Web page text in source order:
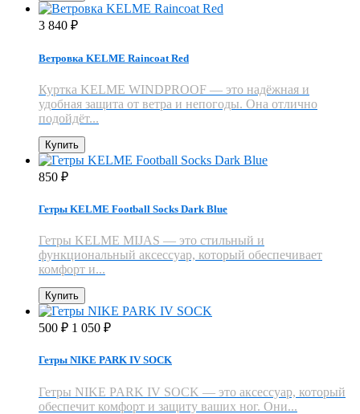
3 840 ₽
Ветровка KELME Raincoat Red
Куртка KELME WINDPROOF — это надёжная и
удобная защита от ветра и непогоды. Она отлично
подойдёт...
Купить
850 ₽
Гетры KELME Football Socks Dark Blue
Гетры KELME MIJAS — это стильный и
функциональный аксессуар, который обеспечивает
комфорт и...
Купить
500 ₽ 1 050 ₽
Гетры NIKE PARK IV SOCK
Гетры NIKE PARK IV SOCK — это аксессуар, который
обеспечит комфорт и защиту ваших ног. Они...